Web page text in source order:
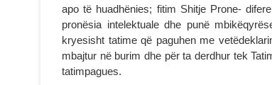
apo të huadhënies; fitim Shitje Prone-
pronësia intelektuale dhe punë
kryesisht tatime që paguhen me
mbajtur në burim dhe për ta derdhur tek
tatimpagues.